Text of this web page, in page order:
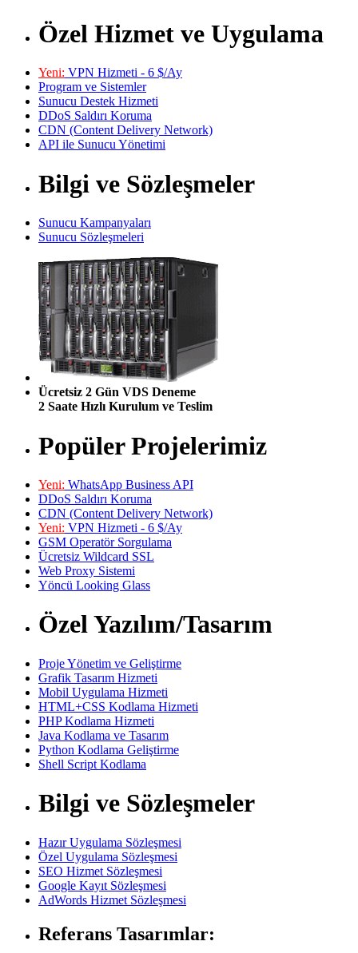
Özel Hizmet ve Uygulama
Yeni: VPN Hizmeti - 6 $/Ay
Program ve Sistemler
Sunucu Destek Hizmeti
DDoS Saldırı Koruma
CDN (Content Delivery Network)
API ile Sunucu Yönetimi
Bilgi ve Sözleşmeler
Sunucu Kampanyaları
Sunucu Sözleşmeleri
Ücretsiz 2 Gün VDS Deneme
2 Saate Hızlı Kurulum ve Teslim
Popüler Projelerimiz
Yeni: WhatsApp Business API
DDoS Saldırı Koruma
CDN (Content Delivery Network)
Yeni: VPN Hizmeti - 6 $/Ay
GSM Operatör Sorgulama
Ücretsiz Wildcard SSL
Web Proxy Sistemi
Yöncü Looking Glass
Özel Yazılım/Tasarım
Proje Yönetim ve Geliştirme
Grafik Tasarım Hizmeti
Mobil Uygulama Hizmeti
HTML+CSS Kodlama Hizmeti
PHP Kodlama Hizmeti
Java Kodlama ve Tasarım
Python Kodlama Geliştirme
Shell Script Kodlama
Bilgi ve Sözleşmeler
Hazır Uygulama Sözleşmesi
Özel Uygulama Sözleşmesi
SEO Hizmet Sözleşmesi
Google Kayıt Sözleşmesi
AdWords Hizmet Sözleşmesi
Referans Tasarımlar: